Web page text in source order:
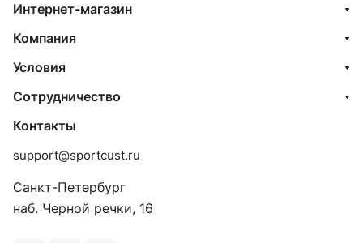
Интернет-магазин
Компания
Условия
Сотрудничество
Контакты
support@sportcust.ru
Санкт-Петербург
наб. Черной речки, 16